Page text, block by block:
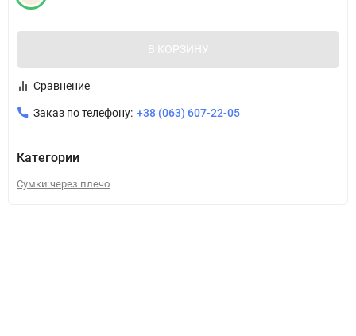
В КОРЗИНУ
Сравнение
Заказ по телефону: +38 (063) 607-22-05
Категории
Сумки через плечо